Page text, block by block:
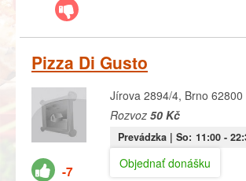
Pizza Di Gusto
-7
Jírova 2894/4, Brno 62800
Rozvoz 50 Kč
Prevádzka | So: 11:00-
Objednať donášku